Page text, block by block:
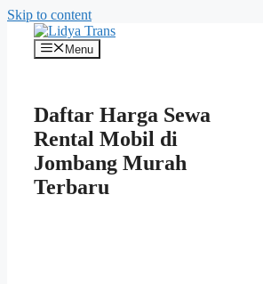
Skip to content
Menu
Daftar Harga Sewa
Rental Mobil di
Jombang Murah
Terbaru